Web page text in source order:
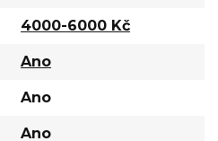
4000-6000 Kč
Ano
Ano
Ano